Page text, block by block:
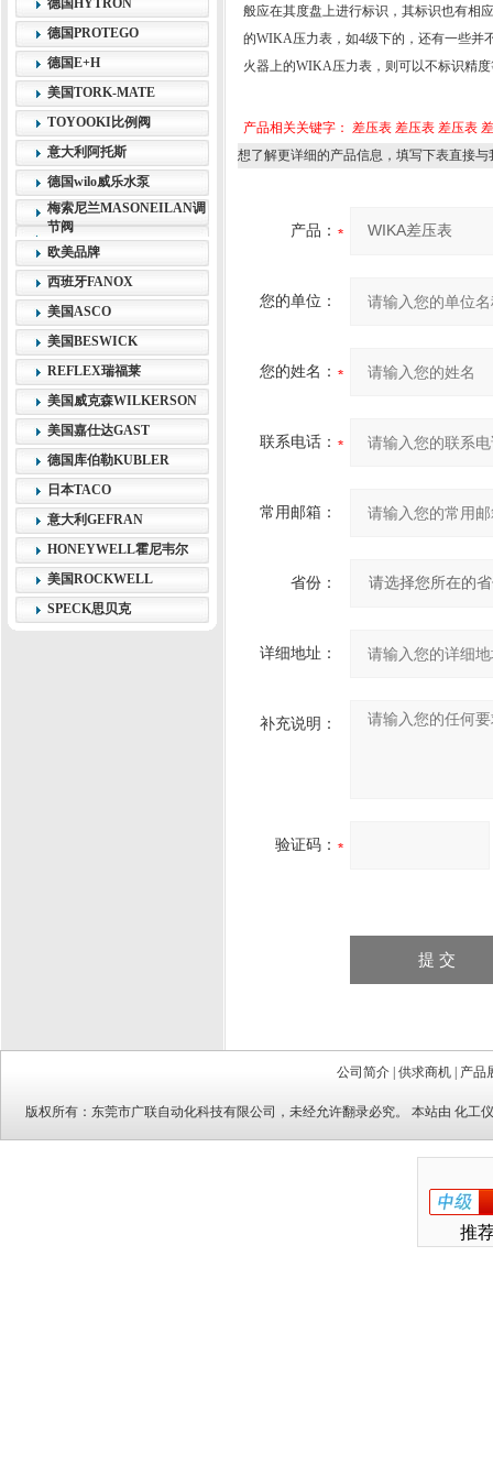
德国HYTRON
德国PROTEGO
德国E+H
美国TORK-MATE
TOYOOKI比例阀
意大利阿托斯
德国wilo威乐水泵
梅索尼兰MASONEILAN调
节阀
欧美品牌
西班牙FANOX
美国ASCO
美国BESWICK
REFLEX瑞福莱
美国威克森WILKERSON
美国嘉仕达GAST
德国库伯勒KUBLER
日本TACO
意大利GEFRAN
HONEYWELL霍尼韦尔
美国ROCKWELL
SPECK思贝克
般应在其度盘上进行标识，其标识也有相
的WIKA压力表，如4级下的，还有一些并
火器上的WIKA压力表，则可以不标识精
产品相关关键字： 差压表 差压表 差压表
想了解更详细的产品信息，填写下表直接与
产品：
您的单位：
您的姓名：
联系电话：
常用邮箱：
省份：
详细地址：
补充说明：
验证码：
公司简介 供求商机 产品
版权所有： 东莞市广联自动化科技有限公司 ，未经允许翻录必究。 本站由 化工
推